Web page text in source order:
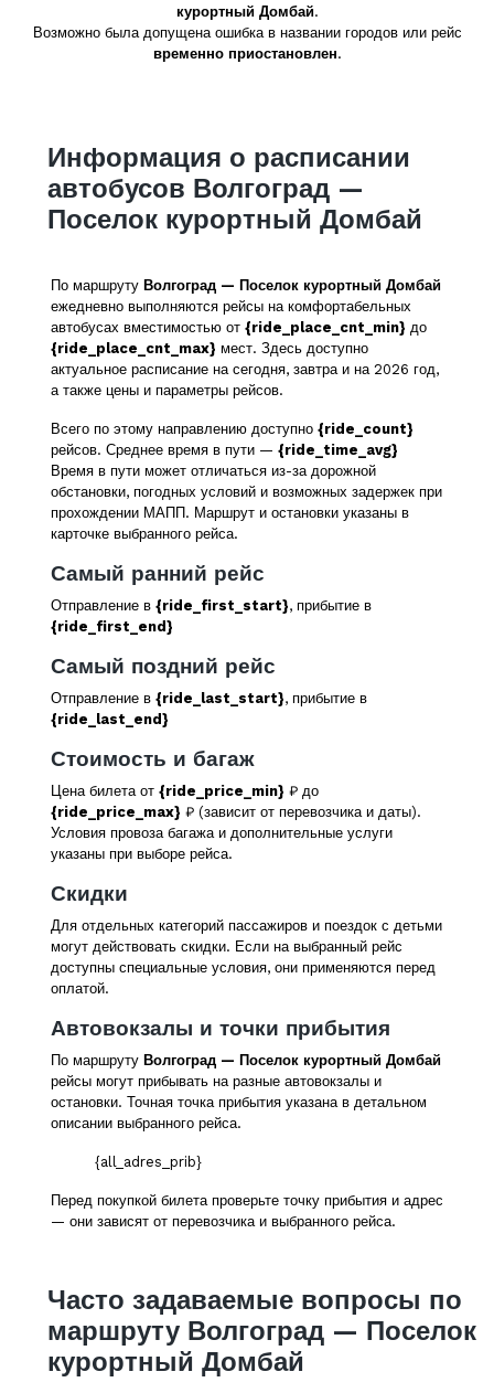
курортный Домбай.
Возможно была допущена ошибка в названии городов или рейс
временно приостановлен.
Информация о расписании
автобусов Волгоград —
Поселок курортный Домбай
По маршруту Волгоград — Поселок курортный Домбай
ежедневно выполняются рейсы на комфортабельных
автобусах вместимостью от {ride_place_cnt_min} до
{ride_place_cnt_max} мест. Здесь доступно
актуальное расписание на сегодня, завтра и на 2026 год,
а также цены и параметры рейсов.
Всего по этому направлению доступно {ride_count}
рейсов. Среднее время в пути — {ride_time_avg}
Время в пути может отличаться из-за дорожной
обстановки, погодных условий и возможных задержек при
прохождении МАПП. Маршрут и остановки указаны в
карточке выбранного рейса.
Самый ранний рейс
Отправление в {ride_first_start}, прибытие в
{ride_first_end}
Самый поздний рейс
Отправление в {ride_last_start}, прибытие в
{ride_last_end}
Стоимость и багаж
Цена билета от {ride_price_min} ₽ до
{ride_price_max} ₽ (зависит от перевозчика и даты).
Условия провоза багажа и дополнительные услуги
указаны при выборе рейса.
Скидки
Для отдельных категорий пассажиров и поездок с детьми
могут действовать скидки. Если на выбранный рейс
доступны специальные условия, они применяются перед
оплатой.
Автовокзалы и точки прибытия
По маршруту Волгоград — Поселок курортный Домбай
рейсы могут прибывать на разные автовокзалы и
остановки. Точная точка прибытия указана в детальном
описании выбранного рейса.
{all_adres_prib}
Перед покупкой билета проверьте точку прибытия и адрес
— они зависят от перевозчика и выбранного рейса.
Часто задаваемые вопросы по
маршруту Волгоград — Поселок
курортный Домбай